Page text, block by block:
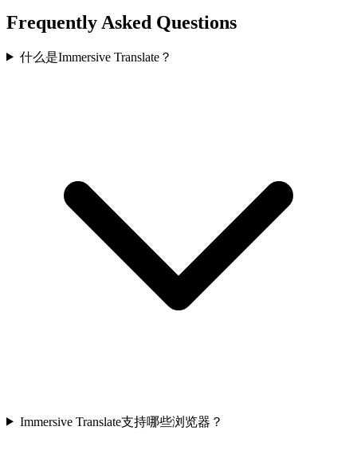
Frequently Asked Questions
什么是Immersive Translate？
Immersive Translate支持哪些浏览器？